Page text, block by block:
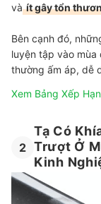
vàít gây tổn
Bên cạnh đó,
luyện tập vào
thường ấm áp, dễ
Xem Bảng Xếp
2
Tạ Có
Trượt Ở
Kinh